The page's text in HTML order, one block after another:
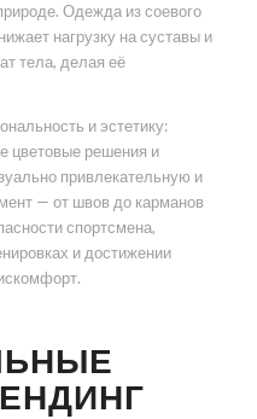
Одежда из соевого
нагрузку на суставы и
тела, делая её
и эстетику:
цветовые решения и
привлекательную и
— от швов до карманов
спортсмена,
и достижении